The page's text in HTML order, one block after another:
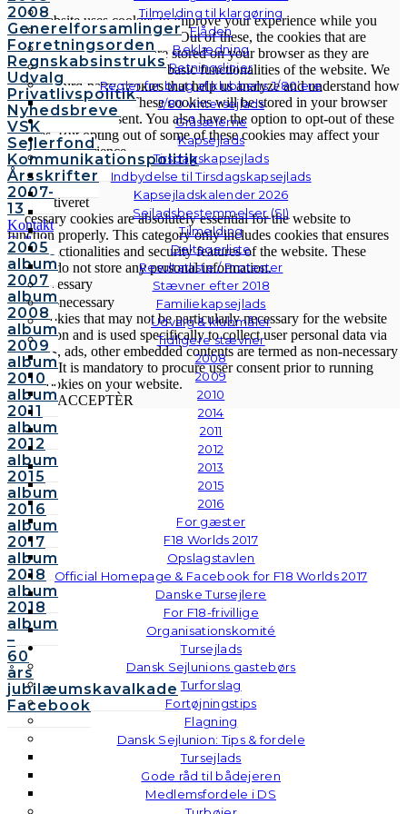
Tilmelding til klargøring
Flåden
Beklædning
Retningslinjer
Regler for brug af klubbens J/80’ere
J/80 vintersejlads
Gråsælerne
Kapsejlads
Tirsdagskapsejlads
Indbydelse til Tirsdagskapsejlads
Kapsejladskalender 2026
Sejladsbestemmelser (SI)
Tilmelding
Deltagerliste
Resultatliste / Protester
Stævner efter 2018
Familiekapsejlads
Udvalg & klubmåler
Tidligere stævner
2008
2009
2010
2014
2011
2012
2013
2015
2016
For gæster
F18 Worlds 2017
Opslagstavlen
Official Homepage & Facebook for F18 Worlds 2017
Danske Tursejlere
For F18-frivillige
Organisationskomité
Tursejlads
Dansk Sejlunions gastebørs
Turforslag
Fortøjningstips
Flagning
Dansk Sejlunion: Tips & fordele
Tursejlads
Gode råd til bådejeren
Medlemsfordele i DS
2008
Generelforsamlinger
Forretningsorden
Regnskabsinstruks
Udvalg
Privatlivspolitik
Nyhedsbreve
VSK
Sejlerfond
Kommunikationspolitik
Årsskrifter
2007-
13
Kontakt
Galleri
Andre
fotos
2005
album
2007
album
2008
album
2009
album
2010
album
2011
album
2012
album
2015
album
2016
album
2017
album
2018
album
2018
album
–
60
års
jubilæumskavalkade
Facebook
This website uses cookies to improve your experience while you
navigate through the website. Out of these, the cookies that are
categorized as necessary are stored on your browser as they are
essential for the working of basic functionalities of the website. We
also use third-party cookies that help us analyze and understand how
you use this website. These cookies will be stored in your browser
only with your consent. You also have the option to opt-out of these
cookies. But opting out of some of these cookies may affect your
browsing experience.
Necessary
Necessary
Altid aktiveret
Necessary cookies are absolutely essential for the website to
function properly. This category only includes cookies that ensures
basic functionalities and security features of the website. These
cookies do not store any personal information.
Non-necessary
Non-necessary
Any cookies that may not be particularly necessary for the website
to function and is used specifically to collect user personal data via
analytics, ads, other embedded contents are termed as non-necessary
cookies. It is mandatory to procure user consent prior to running
these cookies on your website.
GEM & ACCEPTÈR